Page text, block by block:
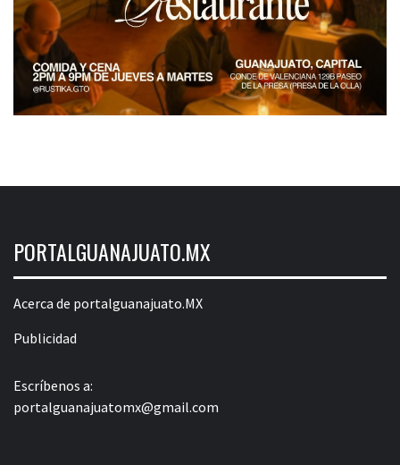
PORTALGUANAJUATO.MX
Acerca de portalguanajuato.MX
Publicidad
Escríbenos a:
portalguanajuatomx@gmail.com